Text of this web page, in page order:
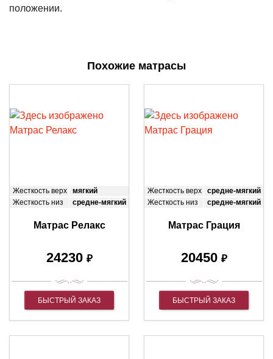
положении.
Похожие матрасы
Жесткость верх
мягкий
Жесткость низ
средне-мягкий
Матрас Релакс
24230 ₽
БЫСТРЫЙ ЗАКАЗ
Жесткость верх
средне-мягкий
Жесткость низ
средне-мягкий
Матрас Грация
20450 ₽
БЫСТРЫЙ ЗАКАЗ